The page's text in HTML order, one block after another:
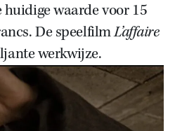
Zoek
huidige waarde voor 15
De speelfilmL’affaire
werkwijze.